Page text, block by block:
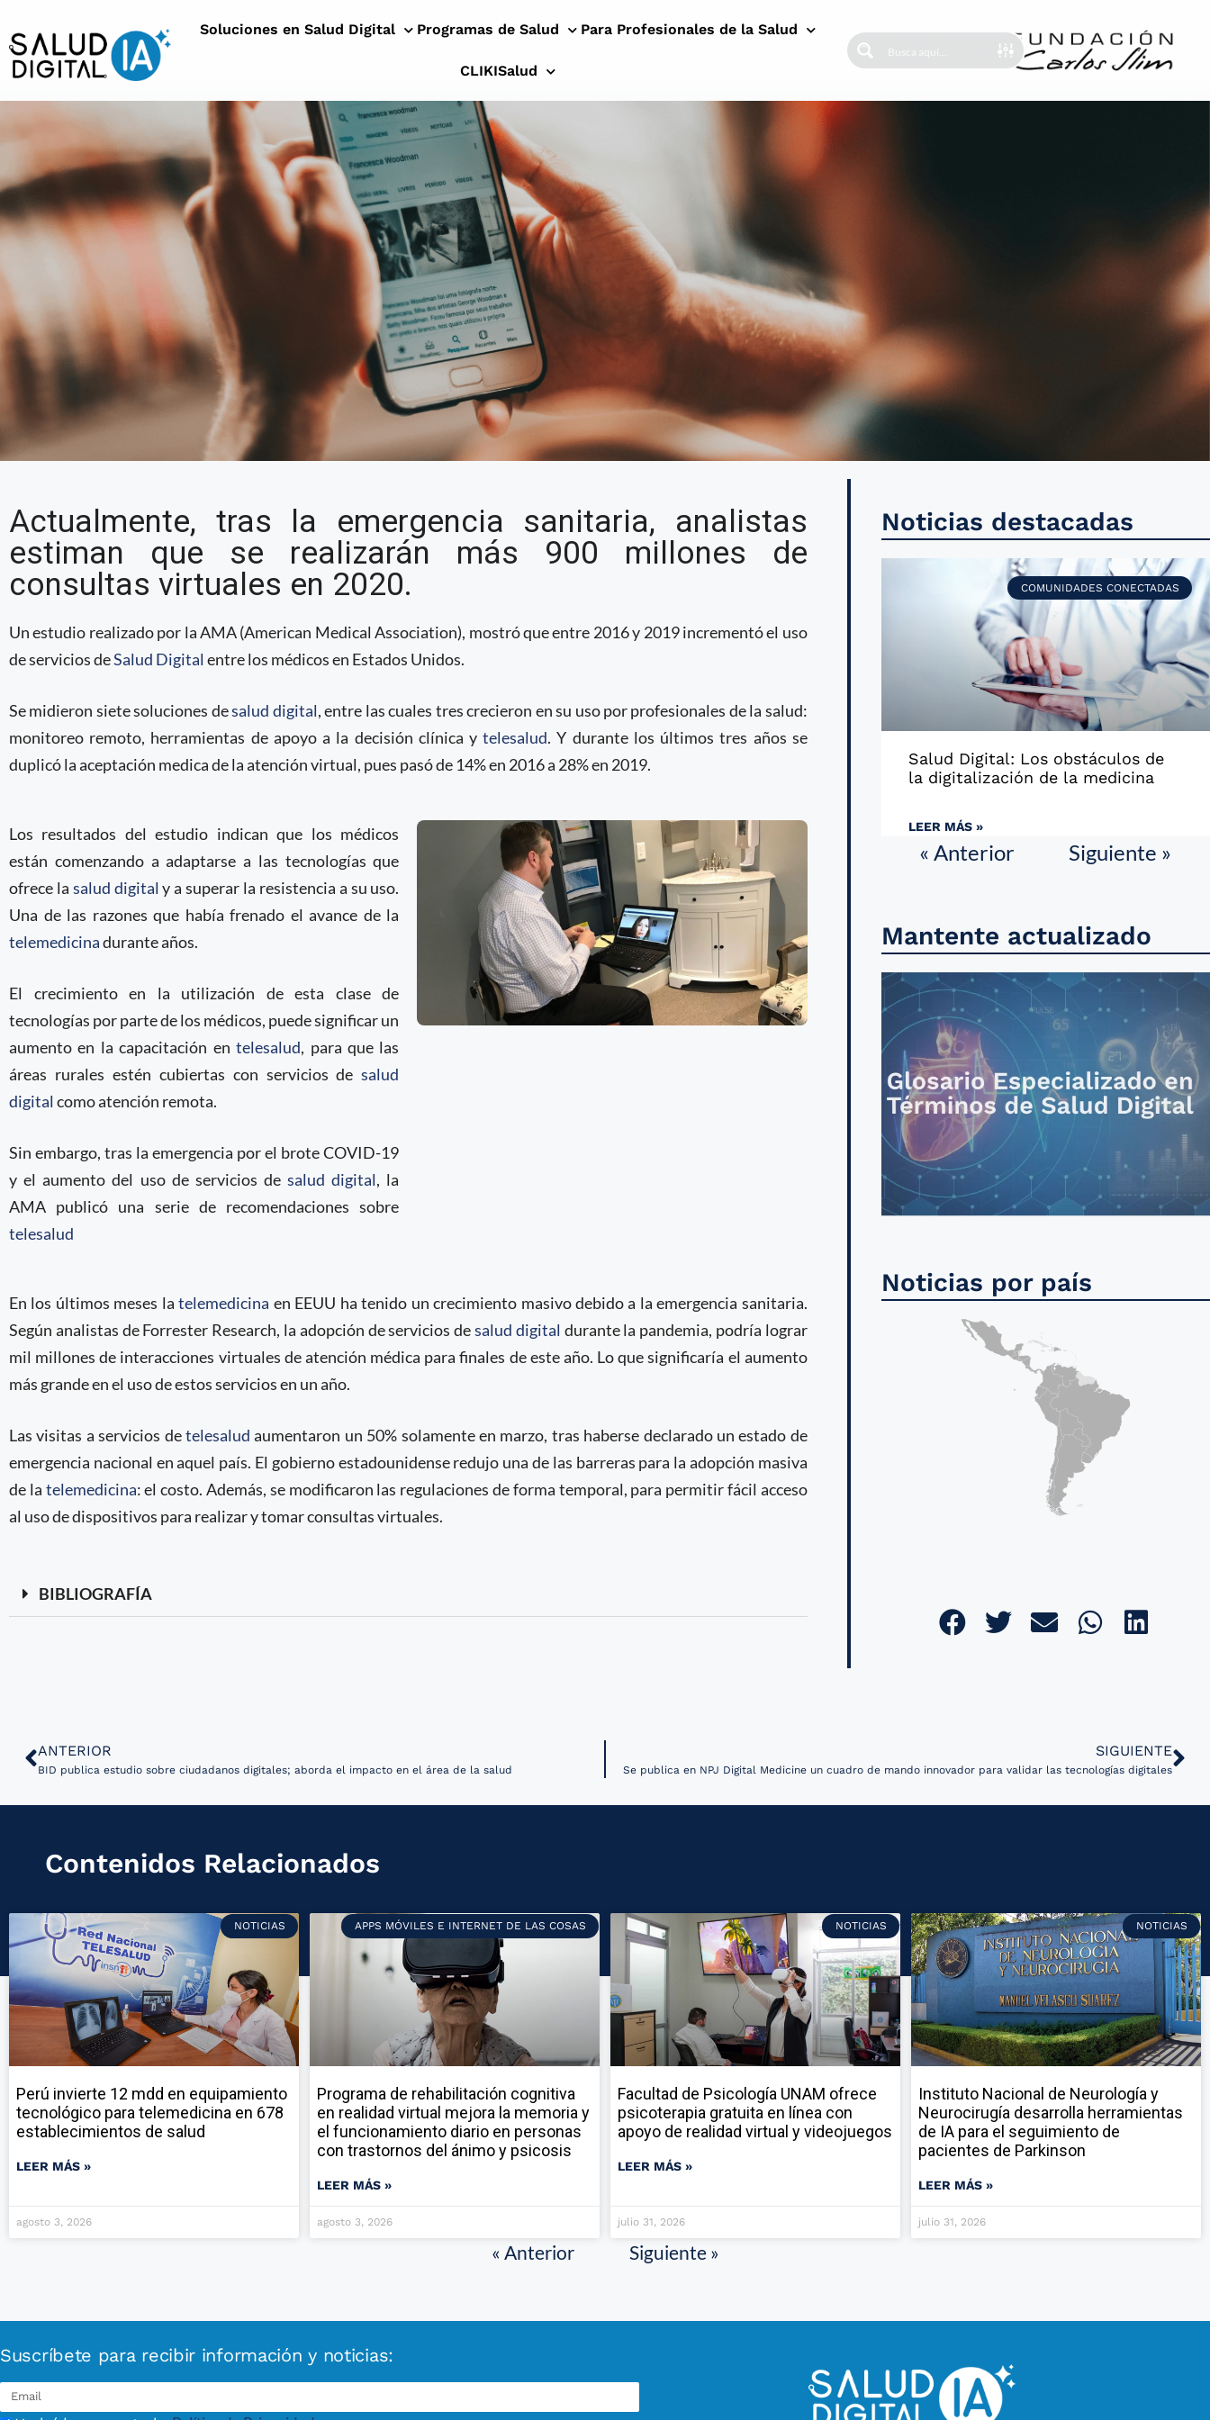
Soluciones en Salud Digital Programas de Salud Para Profesionales de la Salud
CLIKISalud
El uso de servicios de salud digital entre
médicos ha incrementado en EEUU en los
últimos tres años
Actualmente, tras la emergencia sanitaria, analistas
estiman que se realizarán más 900 millones de
consultas virtuales en 2020.
Un estudio realizado por la AMA (American Medical Association), mostró que entre 2016 y 2019 incrementó el uso
de servicios deSalud Digital entre los médicos en Estados Unidos.
Se midieron siete soluciones desalud digital, entre las cuales tres crecieron en su uso por profesionales de la salud:
monitoreo remoto, herramientas de apoyo a la decisión clínica ytelesalud. Y durante los últimos tres años se
duplicó la aceptación medica de la atención virtual, pues pasó de 14% en 2016 a 28% en 2019.
Los resultados del estudio indican que los médicos
están comenzando a adaptarse a las tecnologías que
ofrece la salud digital y a superar la resistencia a su uso.
Una de las razones que había frenado el avance de la
telemedicinadurante años.
El crecimiento en la utilización de esta clase de
tecnologías por parte de los médicos, puede significar un
aumento en la capacitación entelesalud, para que las
áreas rurales estén cubiertas con servicios desalud
digital como atención remota.
Sin embargo, tras la emergencia por el brote COVID-19
y el aumento del uso de servicios desalud digital, la
AMA publicó una serie de recomendaciones sobre
telesalud
En los últimos meses latelemedicina en EEUU ha tenido un crecimiento masivo debido a la emergencia sanitaria.
Según analistas de Forrester Research, la adopción de servicios desalud digital durante la pandemia, podría lograr
mil millones de interacciones virtuales de atención médica para finales de este año. Lo que significaría el aumento
más grande en el uso de estos servicios en un año.
Las visitas a servicios detelesalud aumentaron un 50% solamente en marzo, tras haberse declarado un estado de
emergencia nacional en aquel país. El gobierno estadounidense redujo una de las barreras para la adopción masiva
de la telemedicina: el costo. Además, se modificaron las regulaciones de forma temporal, para permitir fácil acceso
al uso de dispositivos para realizar y tomar consultas virtuales.
BIBLIOGRAFÍA
Noticias destacadas
COMUNIDADES CONECTADAS
Salud Digital: Los obstáculos de
la digitalización de la medicina
LEER MÁS »
« Anterior Siguiente »
Mantente actualizado
Noticias por país
ANTERIOR
BID publica estudio sobre ciudadanos digitales; aborda el impacto en el área de la salud
SIGUIENTE
Se publica en NPJ Digital Medicine un cuadro de mando innovador para validar las tecnologías digitales
Contenidos Relacionados
NOTICIAS
Perú invierte 12 mdd en equipamiento
tecnológico para telemedicina en 678
establecimientos de salud
LEER MÁS »
agosto 3, 2026
APPS MÓVILES E INTERNET DE LAS COSAS
Programa de rehabilitación cognitiva
en realidad virtual mejora la memoria y
el funcionamiento diario en personas
con trastornos del ánimo y psicosis
LEER MÁS »
agosto 3, 2026
NOTICIAS
Facultad de Psicología UNAM ofrece
psicoterapia gratuita en línea con
apoyo de realidad virtual y videojuegos
LEER MÁS »
julio 31, 2026
NOTICIAS
Instituto Nacional de Neurología y
Neurocirugía desarrolla herramientas
de IA para el seguimiento de
pacientes de Parkinson
LEER MÁS »
julio 31, 2026
« Anterior Siguiente »
Suscríbete para recibir información y noticias: